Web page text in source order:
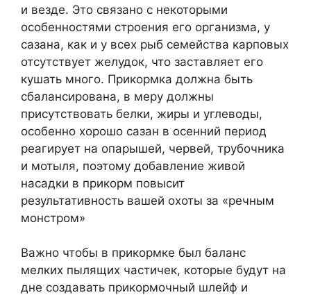
и везде. Это связано с некоторыми
особенностями строения его организма, у
сазана, как и у всех рыб семейства карповых
отсутствует желудок, что заставляет его
кушать много. Прикормка должна быть
сбалансирована, в меру должны
присутствовать белки, жиры и углеводы,
особенно хорошо сазан в осенний период
реагирует на опарышей, червей, трубочника
и мотыля, поэтому добавление живой
насадки в прикорм повысит
результативность вашей охоты за «речным
монстром»
Важно чтобы в прикормке был баланс
мелких пылящих частичек, которые будут на
дне создавать прикормочный шлейф и